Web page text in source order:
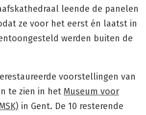
leende de panelen
ze voor het eerst én laatst in
werden buiten de
voorstellingen van
te zien in het Museum voor
in Gent. De 10 resterende